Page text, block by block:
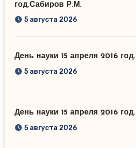
год.Сабиров Р.М.
5 августа 2026
День науки 15 апреля 2016 год.
5 августа 2026
День науки 15 апреля 2016 год.
5 августа 2026